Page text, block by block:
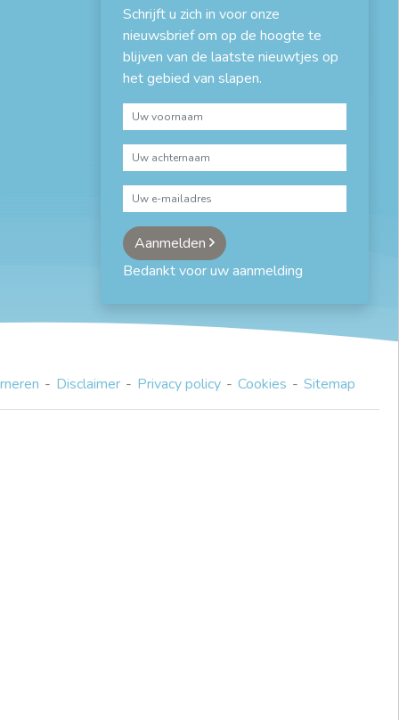
Schrijft u zich in voor onze
nieuwsbrief om op de hoogte te
blijven van de laatste nieuwtjes op
het gebied van slapen.
Aanmelden
Bedankt voor uw aanmelding
Disclaimer Privacy policy Cookies Sitemap